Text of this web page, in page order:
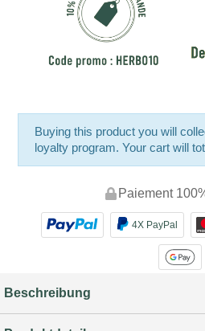
Buying this product you will
loyalty program. Your cart will
Paiement
4X PayPal
Beschreibung